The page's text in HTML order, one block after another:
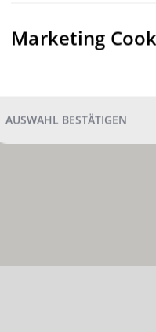
Marketing
AUSWAHL BESTÄTIGEN